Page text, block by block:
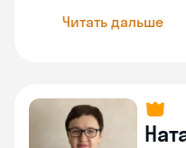
Читать дальше